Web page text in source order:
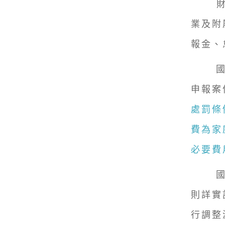
財政
業及
報金
國稅
申報
處罰
費為
必要費
國稅
則詳
行調